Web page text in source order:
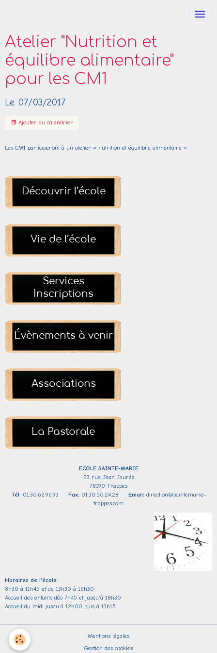
Atelier "Nutrition et
équilibre alimentaire"
pour les CM1
Le 07/03/2017
Ajouter au calendrier
Les CM1 participeront à un atelier « nutrition et équilibre alimentaire »
ECOLE SAINTE-MARIE
23 rue Jean Jaurès
78190 Trappes
Tél: 01.30.62.96.93 Fax: 01.30.50.24.28 Email: direction@saintemarie-
trappes.com
Horaires de l'école:
8h30 à 11h45 et de 13h30 à 16h30
Accueil des enfants dès 7h45 et jusqu'à 18h30
Accueil du midi jusqu'à 12h00 puis à 13h15.
Mentions légales
Gestion des cookies